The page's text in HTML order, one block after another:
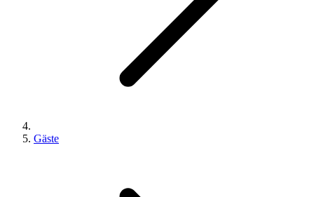
Gäste